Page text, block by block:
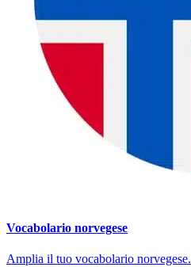
Vocabolario norvegese
Amplia il tuo vocabolario norvegese.